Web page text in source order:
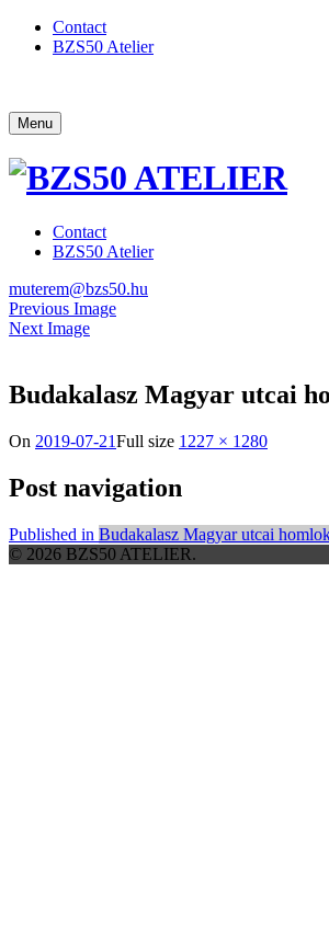
Contact
BZS50 Atelier
Menu
Contact
BZS50 Atelier
muterem@bzs50.hu
Previous Image
Next Image
Budakalasz Magyar utcai
On 2019-07-21Full size 1227 × 1280
Post navigation
Published in Budakalasz Magyar utcai
© 2026 BZS50 ATELIER.